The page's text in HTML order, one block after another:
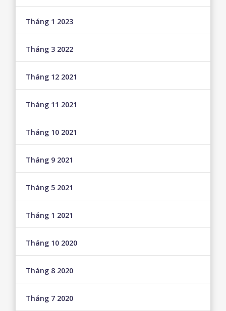
Tháng 1 2023
Tháng 3 2022
Tháng 12 2021
Tháng 11 2021
Tháng 10 2021
Tháng 9 2021
Tháng 5 2021
Tháng 1 2021
Tháng 10 2020
Tháng 8 2020
Tháng 7 2020